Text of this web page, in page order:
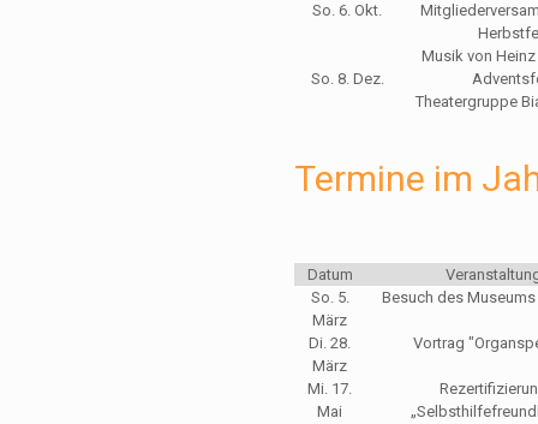
So. 6. Okt.
Musik von
So. 8. Dez.
Theatergruppe
Termine im
Datum
So. 5.
März
Besuch des
Di. 28.
März
Vortrag
Mi. 17.
Mai